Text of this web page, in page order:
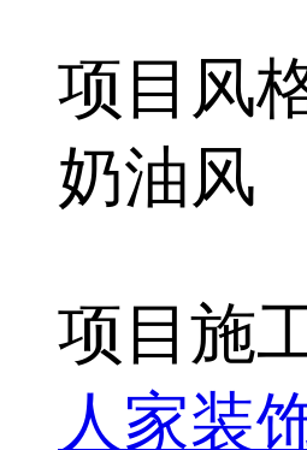
项目风
奶油风
项目施
人家装